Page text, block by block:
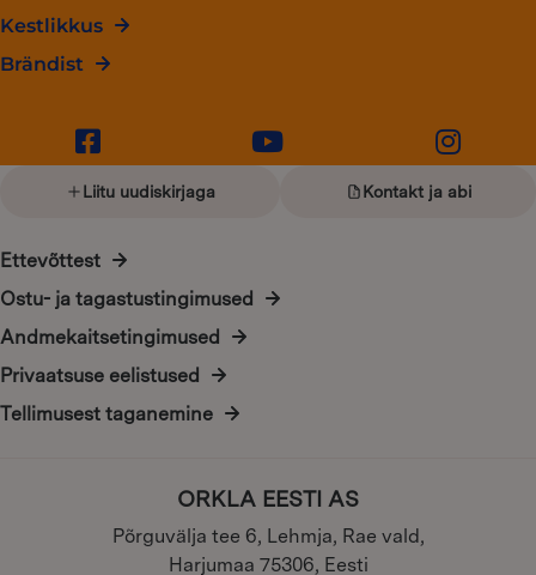
Kestlikkus
Brändist
Liitu uudiskirjaga Kontakt ja abi
Ettevõttest
Ostu- ja tagastustingimused
Andmekaitsetingimused
Privaatsuse eelistused
Tellimusest taganemine
ORKLA EESTI AS
Põrguvälja tee 6, Lehmja, Rae vald,
Harjumaa 75306, Eesti